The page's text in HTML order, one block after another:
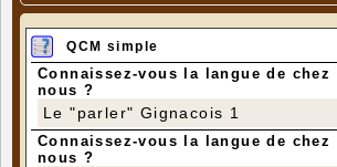
QCM simple
Connaissez-vous la langue de chez
nous ?
Le "parler" Gignacois 1
Connaissez-vous la langue de chez
nous ?